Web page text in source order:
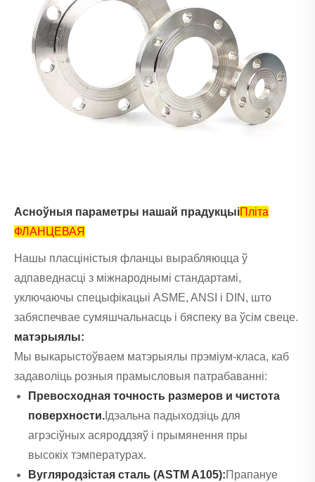
Асноўныя параметры нашай прадукцыіПліта
ФЛАНЦЕВАЯ
Нашы пласціністыя фланцы вырабляюцца ў
адпаведнасці з міжнароднымі стандартамі,
уключаючы спецыфікацыі ASME, ANSI і DIN, што
забяспечвае сумяшчальнасць і бяспеку ва ўсім свеце.
матэрыялы:
Мы выкарыстоўваем матэрыялы прэміум-класа, каб
задаволіць розныя прамысловыя патрабаванні:
Превосходная точность размеров и чистота
поверхности. Ідэальна падыходзіць для
агрэсіўных асяроддзяў і прымянення пры
высокіх тэмпературах.
Вугляродзістая сталь (ASTM A105):Прапануе